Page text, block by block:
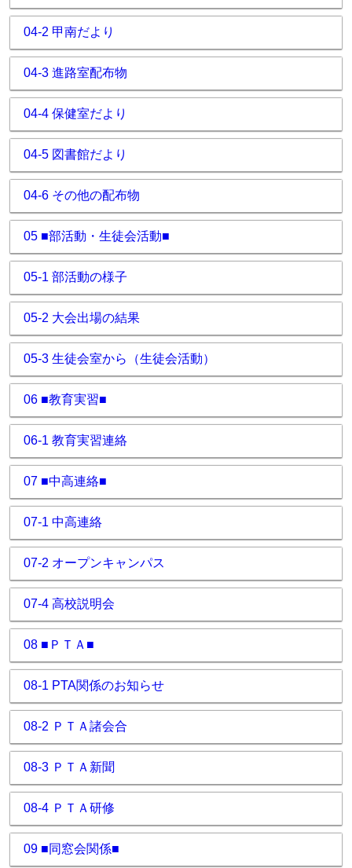
04-2 甲南だより
04-3 進路室配布物
04-4 保健室だより
04-5 図書館だより
04-6 その他の配布物
05 ■部活動・生徒会活動■
05-1 部活動の様子
05-2 大会出場の結果
05-3 生徒会室から（生徒会活動）
06 ■教育実習■
06-1 教育実習連絡
07 ■中高連絡■
07-1 中高連絡
07-2 オープンキャンパス
07-4 高校説明会
08 ■ＰＴＡ■
08-1 PTA関係のお知らせ
08-2 ＰＴＡ諸会合
08-3 ＰＴＡ新聞
08-4 ＰＴＡ研修
09 ■同窓会関係■